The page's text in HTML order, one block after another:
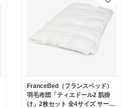
FranceBed（フランスベッド）
羽毛布団「ティエドール2 肌掛
け」2枚セット 全4サイズ サービ